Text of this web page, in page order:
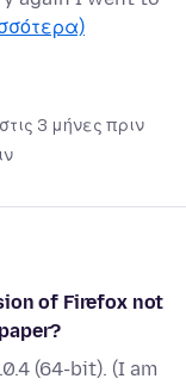
3 μήνες πριν
of Firefox not
(64-bit). (I am